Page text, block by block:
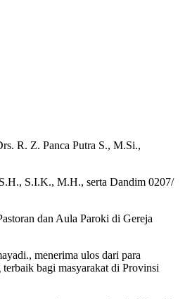
R. Z. Panca Putra S., M.Si.,
S.I.K., M.H., serta Dandim 0207/
dan Aula Paroki di Gereja
menerima ulos dari para
bagi masyarakat di Provinsi